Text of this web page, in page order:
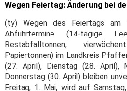
Wegen Feiertag: Änderung bei
(ty) Wegen des Feiertags am
Abfuhrtermine (14-tägige
Restabfalltonnen,
Papiertonnen) im Landkreis
(27. April), Dienstag (28. April),
Donnerstag (30. April) bleiben
Freitag, 1. Mai, wird auf